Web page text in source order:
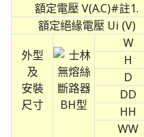
額定電壓 V(A.C)#註1.
額定絕緣電壓 Ui (V)
外型
及
安裝
尺寸
W
H
D
DD
HH
WW